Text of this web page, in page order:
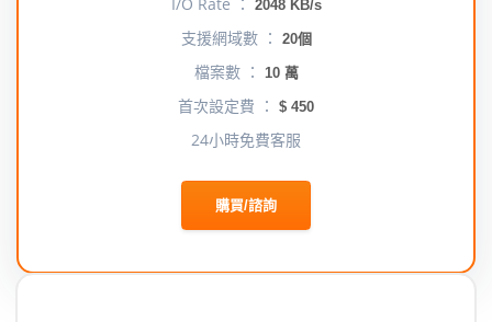
2048 KB/s
支援網域數 ： 20個
檔案數 ： 10 萬
首次設定費 ： $ 450
24小時免費客服
購買/諮詢